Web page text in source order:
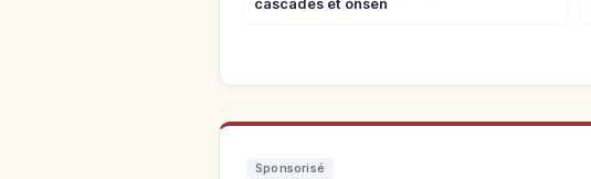
cascades et onsen
Sponsorisé